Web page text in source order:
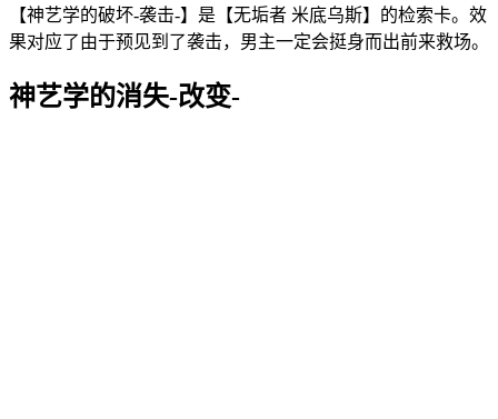
【神艺学的破坏-袭击-】是【无垢者 米底乌斯】的检索卡。效
果对应了由于预见到了袭击，男主一定会挺身而出前来救场。
神艺学的消失-改变-